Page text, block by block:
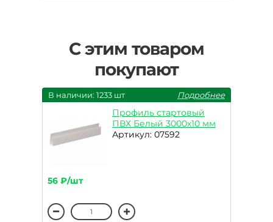
С этим товаром
покупают
В наличии: 1233 шт Подробнее
Профиль стартовый
ПВХ Белый 3000х10 мм
Артикул: 07592
56 ₽/шт